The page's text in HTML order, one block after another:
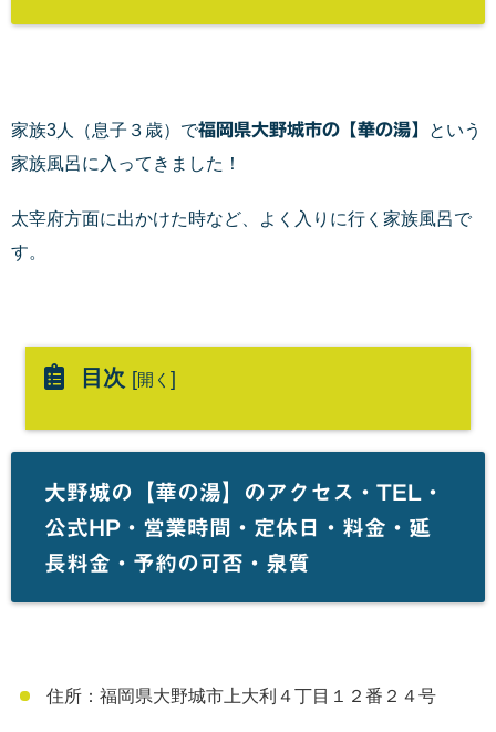
家族3人（息子３歳）で福岡県大野城市の【華の湯】
という
家族風呂に入ってきました！
太宰府方面に出かけた時など、よく入りに行く家族風呂で
す。
目次 [開く ]
大野城の【華の湯】のアクセス・TEL・
公式HP・営業時間・定休日・料金・延
長料金・予約の可否・泉質
住所：福岡県大野城市上大利４丁目１２番２４号